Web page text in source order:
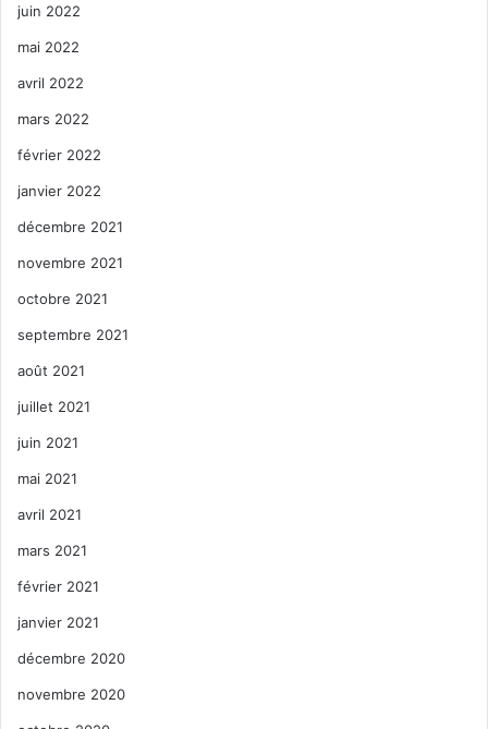
juin 2022
mai 2022
avril 2022
mars 2022
février 2022
janvier 2022
décembre 2021
novembre 2021
octobre 2021
septembre 2021
août 2021
juillet 2021
juin 2021
mai 2021
avril 2021
mars 2021
février 2021
janvier 2021
décembre 2020
novembre 2020